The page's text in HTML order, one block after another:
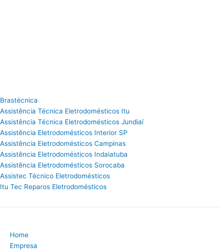
Brastécnica
Assistência Técnica Eletrodomésticos Itu
Assistência Técnica Eletrodomésticos Jundiaí
Assistência Eletrodomésticos Interior SP
Assistência Eletrodomésticos Campinas
Assistência Eletrodomésticos Indaiatuba
Assistência Eletrodomésticos Sorocaba
Assistec Técnico Eletrodomésticos
Itu Tec Reparos Eletrodomésticos
Home
Empresa